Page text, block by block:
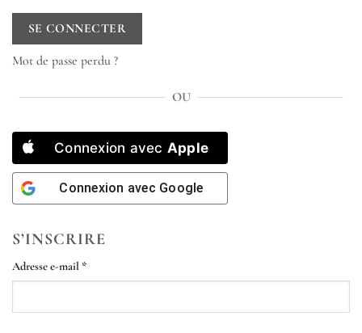
SE CONNECTER
Mot de passe perdu ?
OU
Connexion avec Apple
Connexion avec Google
S’INSCRIRE
Adresse e-mail *Obligatoire